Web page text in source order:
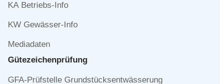
KA Betriebs-Info
KW Gewässer-Info
Mediadaten
Gütezeichen­prüfung
Navigation
GFA-Prüfstelle Grundstücksentwässerung